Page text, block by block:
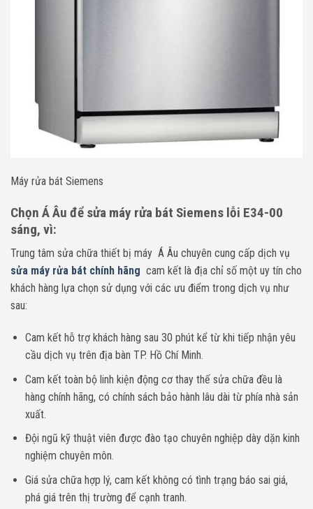
Máy rửa bát Siemens
Chọn Á Âu để sửa máy rửa bát Siemens lỗi E34-00
sáng, vì:
Trung tâm sửa chữa thiết bị máy Á Âu chuyên cung cấp dịch vụ
sửa máy rửa bát chính hãng cam kết là địa chỉ số một uy tín cho
khách hàng lựa chọn sử dụng với các ưu điểm trong dịch vụ như
sau:
Cam kết hỗ trợ khách hàng sau 30 phút kể từ khi tiếp nhận yêu
cầu dịch vụ trên địa bàn TP. Hồ Chí Minh.
Cam kết toàn bộ linh kiện động cơ thay thế sửa chữa đều là
hàng chính hãng, có chính sách bảo hành lâu dài từ phía nhà sản
xuất.
Đội ngũ kỹ thuật viên được đào tạo chuyên nghiệp dày dặn kinh
nghiệm chuyên môn.
Giá sửa chữa hợp lý, cam kết không có tình trạng báo sai giá,
phá giá trên thị trường để cạnh tranh.